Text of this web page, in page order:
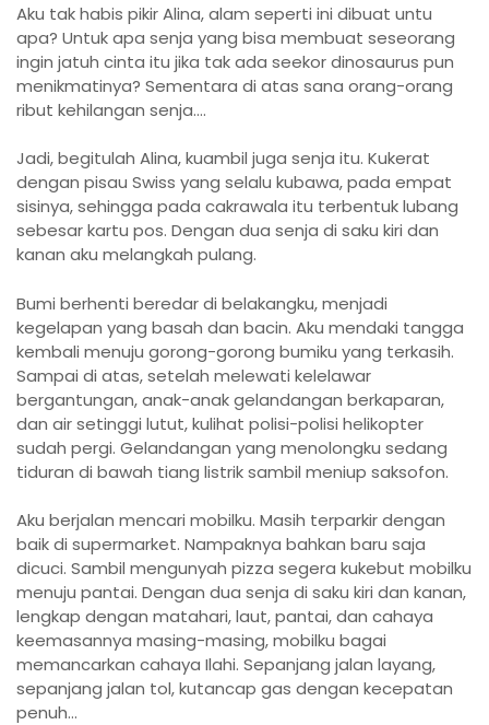
Aku tak habis pikir Alina, alam seperti ini dibuat untu
apa? Untuk apa senja yang bisa membuat seseorang
ingin jatuh cinta itu jika tak ada seekor dinosaurus pun
menikmatinya? Sementara di atas sana orang-orang
ribut kehilangan senja….
Jadi, begitulah Alina, kuambil juga senja itu. Kukerat
dengan pisau Swiss yang selalu kubawa, pada empat
sisinya, sehingga pada cakrawala itu terbentuk lubang
sebesar kartu pos. Dengan dua senja di saku kiri dan
kanan aku melangkah pulang.
Bumi berhenti beredar di belakangku, menjadi
kegelapan yang basah dan bacin. Aku mendaki tangga
kembali menuju gorong-gorong bumiku yang terkasih.
Sampai di atas, setelah melewati kelelawar
bergantungan, anak-anak gelandangan berkaparan,
dan air setinggi lutut, kulihat polisi-polisi helikopter
sudah pergi. Gelandangan yang menolongku sedang
tiduran di bawah tiang listrik sambil meniup saksofon.
Aku berjalan mencari mobilku. Masih terparkir dengan
baik di supermarket. Nampaknya bahkan baru saja
dicuci. Sambil mengunyah pizza segera kukebut mobilku
menuju pantai. Dengan dua senja di saku kiri dan kanan,
lengkap dengan matahari, laut, pantai, dan cahaya
keemasannya masing-masing, mobilku bagai
memancarkan cahaya Ilahi. Sepanjang jalan layang,
sepanjang jalan tol, kutancap gas dengan kecepatan
penuh…